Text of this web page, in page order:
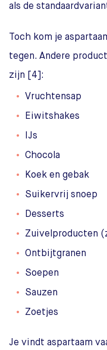
als de
Toch kom je
tegen. Andere
zijn [4]:
Vruchtensap
Eiwitshakes
IJs
Chocola
Koek en gebak
Suikervrij snoep
Desserts
Zuivelproducten
Ontbijtgranen
Soepen
Sauzen
Zoetjes
Je vindt aspartaam